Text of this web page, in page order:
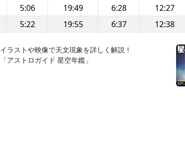
5:06 19:49 6:28 12:27
5:22 19:55 6:37 12:38
イラストや映像で天文現象を詳しく解説！
「アストロガイド 星空年鑑」